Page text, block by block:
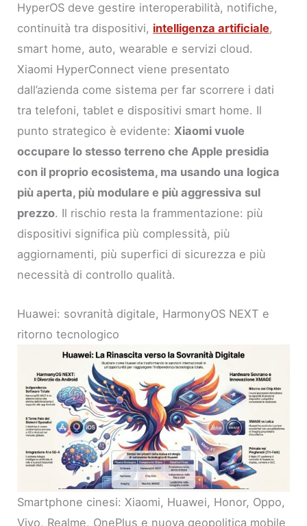
HyperOS deve gestire interoperabilità, notifiche,
continuità tra dispositivi, intelligenza artificiale,
smart home, auto, wearable e servizi cloud.
Xiaomi HyperConnect viene presentato
dall’azienda come sistema per far scorrere i dati
tra telefoni, tablet e dispositivi smart home. Il
punto strategico è evidente:Xiaomi vuole
occupare lo stesso terreno che Apple presidia
con il proprio ecosistema, ma usando una logica
più aperta, più modulare e più aggressiva sul
prezzo. Il rischio resta la frammentazione: più
dispositivi significa più complessità, più
aggiornamenti, più superfici di sicurezza e più
necessità di controllo qualità.
Huawei: sovranità digitale, HarmonyOS NEXT e
ritorno tecnologico
Smartphone cinesi: Xiaomi, Huawei, Honor, Oppo,
Vivo, Realme, OnePlus e nuova geopolitica mobile